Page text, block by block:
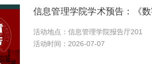
信息管理学院学术预告：《
活动地点：信息管理学院报告厅201
活动时间：2026-07-07